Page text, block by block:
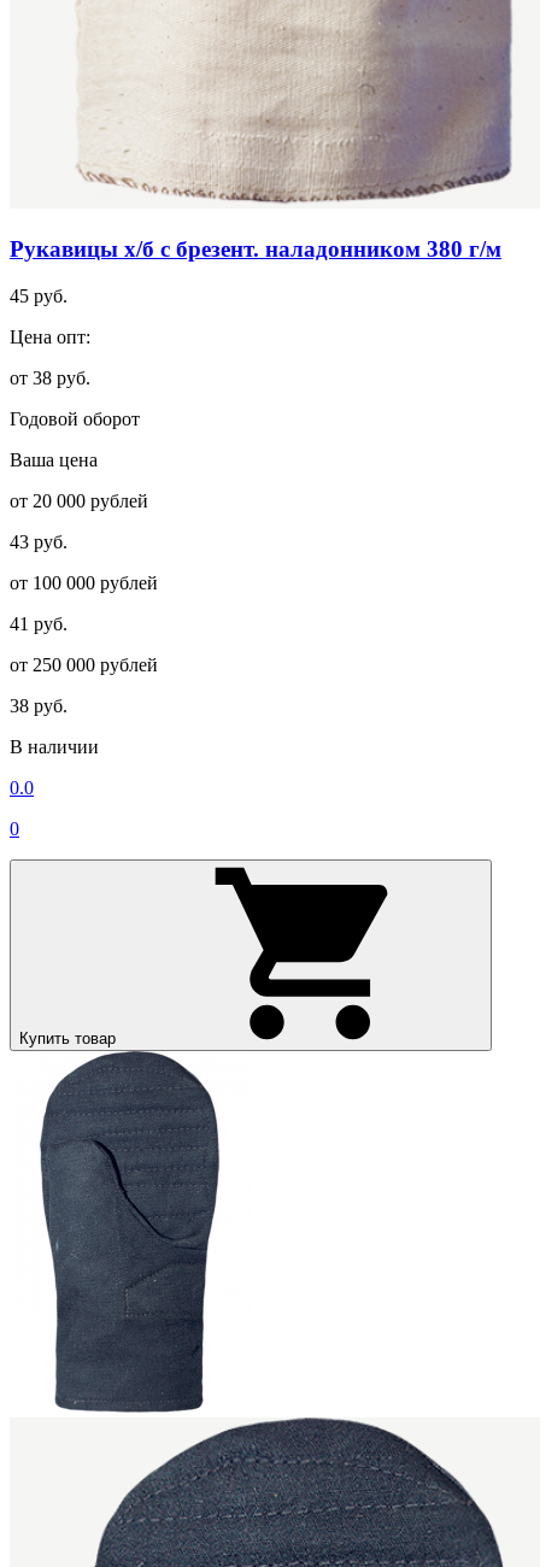
Рукавицы х/б с брезент. наладонником 380 г/м
45 руб.
Цена опт:
от 38 руб.
Годовой оборот
Ваша цена
от 20 000 рублей
43 руб.
от 100 000 рублей
41 руб.
от 250 000 рублей
38 руб.
В наличии
0.0
0
Купить товар